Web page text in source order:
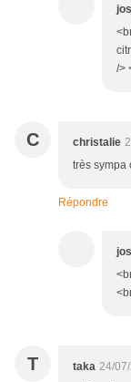
/>
C christalie
très sympa
Répondre
T taka 24/